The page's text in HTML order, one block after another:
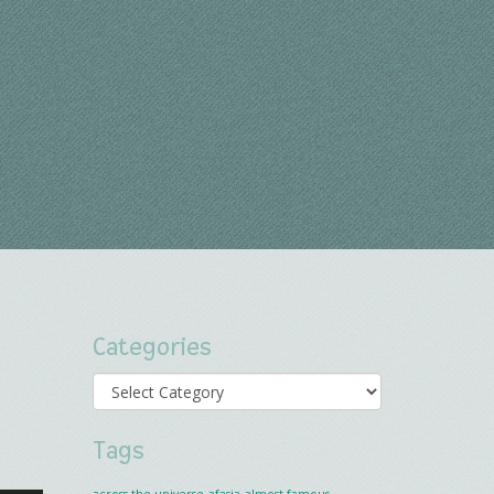
Categories
Categories
Tags